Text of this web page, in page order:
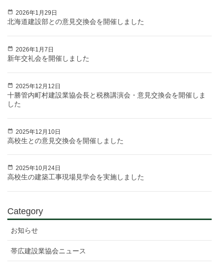
2026年1月29日
北海道建設部との意見交換会を開催しました
2026年1月7日
新年交礼会を開催しました
2025年12月12日
十勝管内町村建設業協会長と税務講演会・意見交換会を開催しま
した
2025年12月10日
高校生との意見交換会を開催しました
2025年10月24日
高校生の建築工事現場見学会を実施しました
Category
お知らせ
帯広建設業協会ニュース